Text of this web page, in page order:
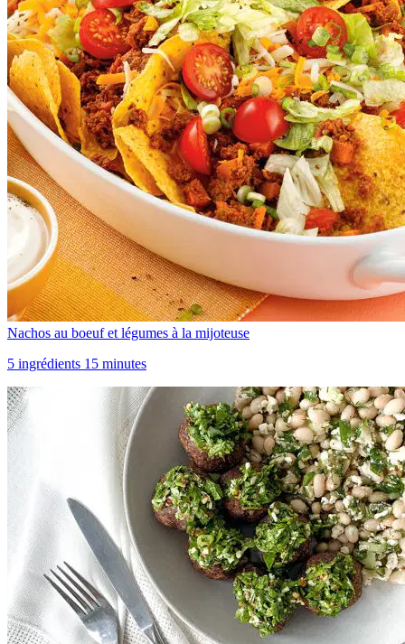
Nachos au boeuf et légumes à la mijoteuse
5 ingrédients 15 minutes